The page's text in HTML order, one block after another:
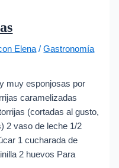
Elena/Gastronomía
muy esponjosas por
caramelizadas
(cortadas al gusto,
2 vaso de leche 1/2
1 cucharada de
2 huevos Para